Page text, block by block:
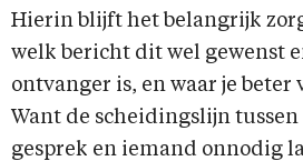
Hierin blijft het belangrijk
welk bericht dit wel gewenst
ontvanger is, en waar je
Want de scheidingslijn
gesprek en iemand onnodig